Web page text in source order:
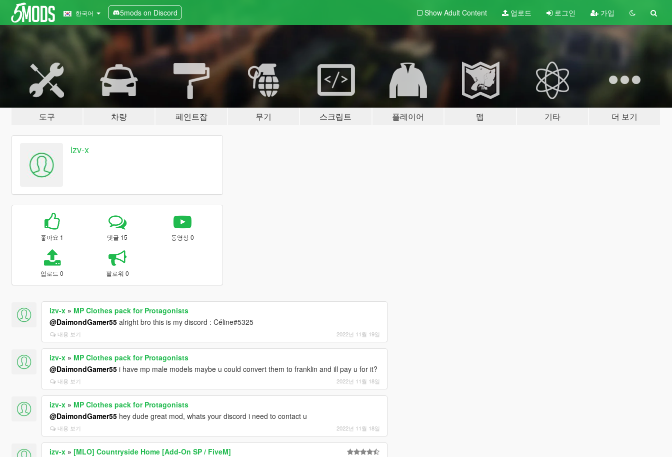
한국어 5mods on Discord Show Adult Content 업로드 로그인 가입
도구 차량 페인트잡 무기 스크립트 플레이어 맵 기타 더 보기
izv-x
좋아요 1 댓글 15 동영상 0
업로드 0 팔로워 0
izv-x» MP Clothes pack for Protagonists
@DaimondGamer55alright bro this is my discord : Céline#5325
내용 보기 2022년 11월 19일
izv-x» MP Clothes pack for Protagonists
@DaimondGamer55i have mp male models maybe u could convert them to franklin and ill pay u for it?
내용 보기 2022년 11월 18일
izv-x» MP Clothes pack for Protagonists
@DaimondGamer55hey dude great mod, whats your discord i need to contact u
내용 보기 2022년 11월 18일
izv-x» [MLO] Countryside Home [Add-On SP / FiveM]